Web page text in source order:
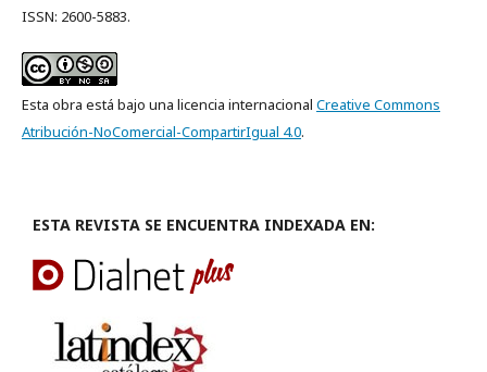
ISSN: 2600-5883.
Esta obra está bajo una licencia internacional Creative Commons
Atribución-NoComercial-CompartirIgual 4.0.
ESTA REVISTA SE ENCUENTRA INDEXADA EN: